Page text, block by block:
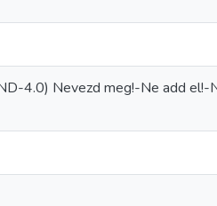
4.0) Nevezd meg!-Ne add el!-